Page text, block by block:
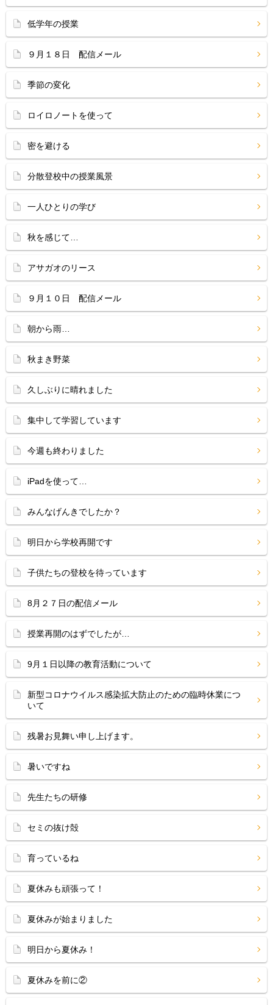
低学年の授業
９月１８日 配信メール
季節の変化
ロイロノートを使って
密を避ける
分散登校中の授業風景
一人ひとりの学び
秋を感じて…
アサガオのリース
９月１０日 配信メール
朝から雨…
秋まき野菜
久しぶりに晴れました
集中して学習しています
今週も終わりました
iPadを使って…
みんなげんきでしたか？
明日から学校再開です
子供たちの登校を待っています
8月２７日の配信メール
授業再開のはずでしたが…
9月１日以降の教育活動について
新型コロナウイルス感染拡大防止のための臨時休業につ
いて
残暑お見舞い申し上げます。
暑いですね
先生たちの研修
セミの抜け殻
育っているね
夏休みも頑張って！
夏休みが始まりました
明日から夏休み！
夏休みを前に②